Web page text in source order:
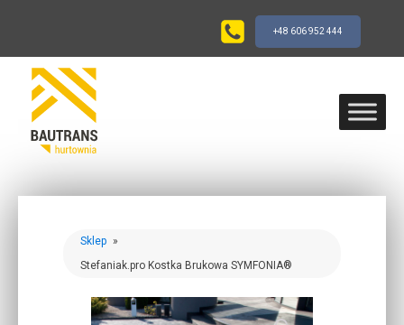
+48 606 952 444
Sklep »
Stefaniak.pro Kostka Brukowa SYMFONIA®